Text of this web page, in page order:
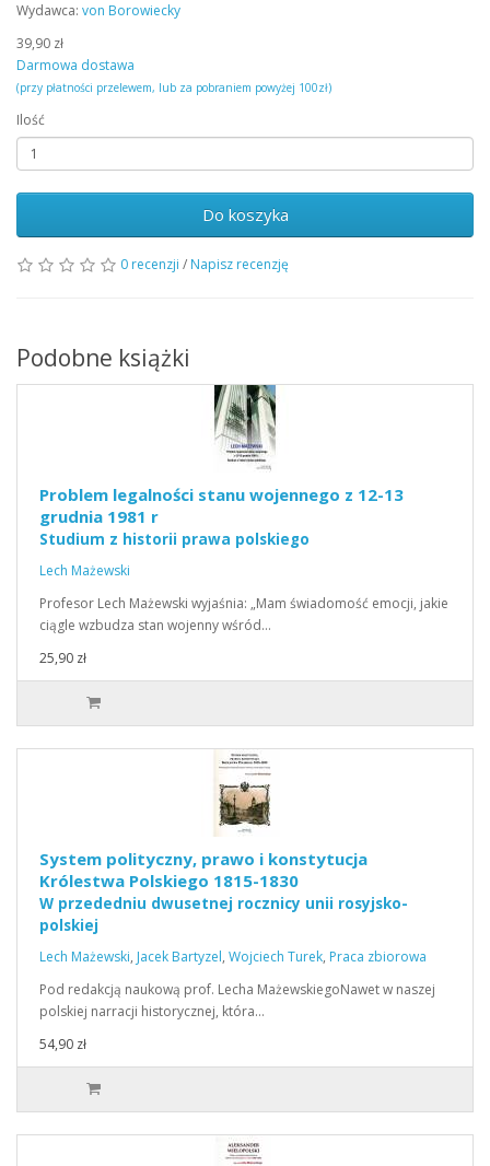
Wydawca: von Borowiecky
39,90 zł
Darmowa dostawa
(przy płatności przelewem, lub za pobraniem powyżej 100zł)
Ilość
Do koszyka
0 recenzji / Napisz recenzję
Podobne książki
Problem legalności stanu wojennego z 12-13
grudnia 1981 r
Studium z historii prawa polskiego
Lech Mażewski
Profesor Lech Mażewski wyjaśnia: „Mam świadomość emocji, jakie
ciągle wzbudza stan wojenny wśród…
25,90 zł
System polityczny, prawo i konstytucja
Królestwa Polskiego 1815-1830
W przededniu dwusetnej rocznicy unii rosyjsko-
polskiej
Lech Mażewski, Jacek Bartyzel, Wojciech Turek, Praca zbiorowa
Pod redakcją naukową prof. Lecha MażewskiegoNawet w naszej
polskiej narracji historycznej, która…
54,90 zł